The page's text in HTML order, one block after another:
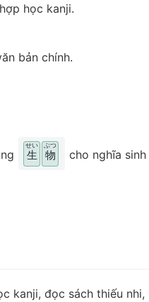
học kanji.
bản chính.
生
せい
物
ぶつ
cho nghĩa sinh
kanji, đọc sách thiếu nhi,